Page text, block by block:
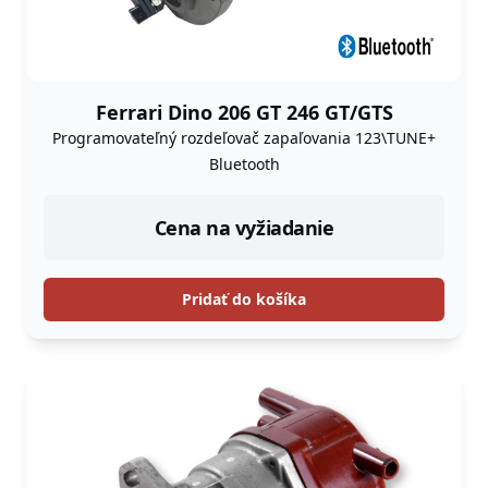
Ferrari Dino 206 GT 246 GT/GTS
Programovateľný rozdeľovač zapaľovania 123\TUNE+
Bluetooth
Cena na vyžiadanie
Pridať do košíka